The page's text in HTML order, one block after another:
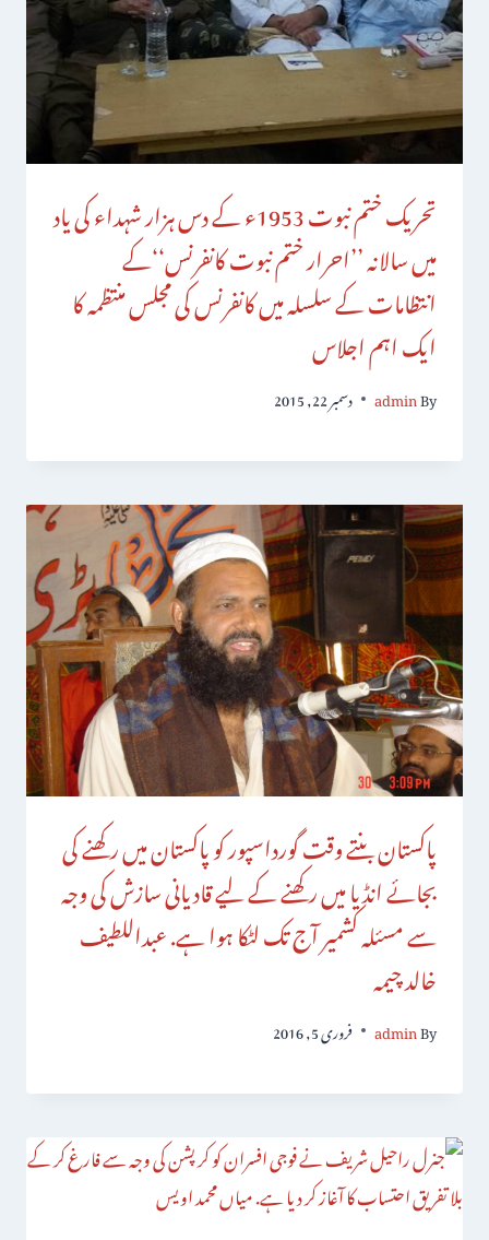
تحریک ختم نبوت 1953ء کے دس ہزار شہداء کی یاد
میں سالانہ ’’احرار ختم نبوت کانفرنس‘‘کے
انتظامات کے سلسلہ میں کانفرنس کی مجلس منتظمہ کا
ایک اہم اجلاس
By
admin دسمبر 22, 2015
پاکستان بنتے وقت گورداسپور کو پاکستان میں رکھنے کی
بجائے انڈیا میں رکھنے کے لیے قادیانی سازش کی وجہ
سے مسئلہ کشمیر آج تک لٹکا ہوا ہے. عبداللطیف
خالد چیمہ
By
admin فروری 5, 2016